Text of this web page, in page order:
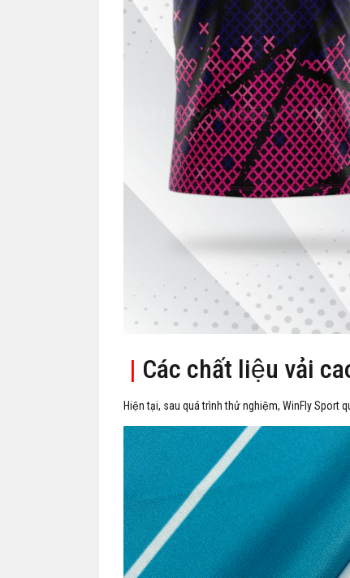
| Các chất liệu vải
Hiện tại, sau quá trình thử nghiệm, WinFly Sport